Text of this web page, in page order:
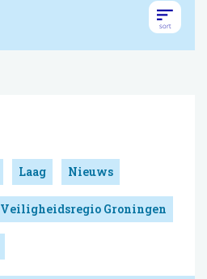
Laag Nieuws
Veiligheidsregio Groningen